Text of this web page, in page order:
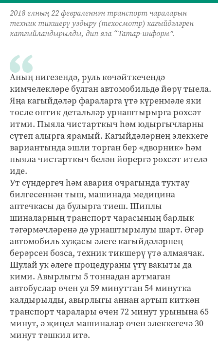
2018 елның 22 февраленнән транспорт чараларын
техник тикшерү уздыру (техосмотр) кагыйдәләрен
катгыйландырылды, дип яза “Татар-информ”.
Аның нигезендә, руль көчәйткечендә
кимчелекләре булган автомобильдә йөрү тыела.
Яңа кагыйдәләр фараларга үтә күренмәле яки
төсле оптик детальләр урнаштырырга рөхсәт
итми. Пыяла чистарткыч һәм юдыргычларны
сүтеп алырга ярамый. Кагыйдәләрнең элеккеге
вариантында эшли торган бер «дворник» һәм
пыяла чистарткыч белән йөрергә рөхсәт ителә
иде.
Ут сүндергеч һәм авария очрагында туктау
билгесеннән тыш, машинада медицина
аптечкасы да булырга тиеш. Шиплы
шиналарның транспорт чарасының барлык
тәгәрмәчләренә дә урнаштырылуы шарт. Әгәр
автомобиль хуҗасы әлеге кагыйдәләрнең
берәрсен бозса, техник тикшерү үтә алмаячак.
Шулай ук әлеге процедураны үтү вакыты да
кими. Авырлыгы 5 тоннадан артмаган
автобуслар өчен ул 59 минуттан 54 минутка
калдырылды, авырлыгы аннан артып киткән
транспорт чаралары өчен 72 минут урынына 65
минут, ә җиңел машиналар өчен элеккегечә 30
минут тәшкил итә.